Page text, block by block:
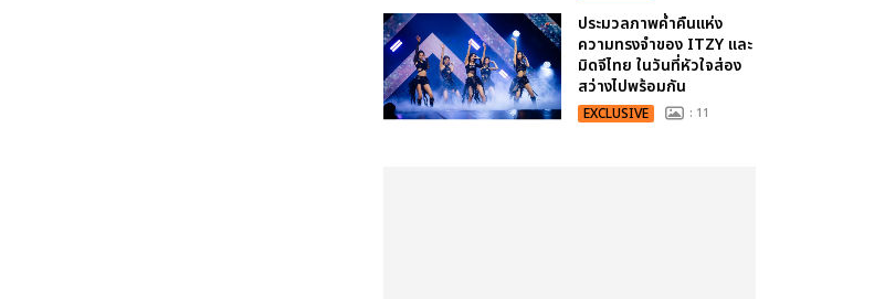
ประมวลภาพค่ำคืนแห่ง
ความทรงจำของ ITZY และ
มิดจีไทย ในวันที่หัวใจส่อง
สว่างไปพร้อมกัน
EXCLUSIVE : 11